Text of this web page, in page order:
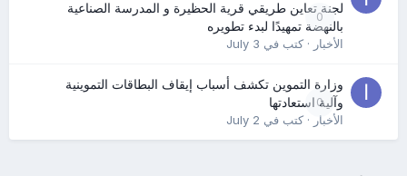
0
لجنة تعاين طريقي قرية الحظيرة و المدرسة الصناعية
بالنهضة تمهيدًا لبدء تطويره
الأخبار· كتب في July 3
0
وزارة التموين تكشف أسباب إيقاف البطاقات التموينية
وآلية استعادتها
الأخبار· كتب في July 2